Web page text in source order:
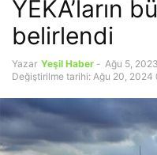
YEKA’ların
belirlendi
Yazar Yeşil Haber - Ağu 5,
Değiştirilme tarihi: Ağu 20, 2024